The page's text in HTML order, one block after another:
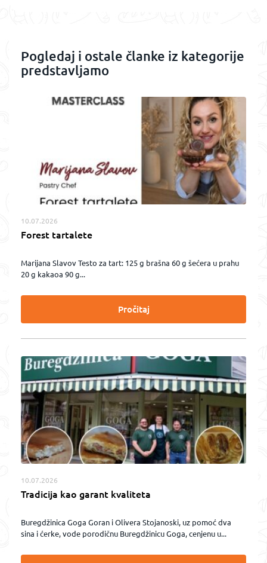
Pogledaj i ostale članke iz kategorije
predstavljamo
10.07.2026
Forest tartalete
Marijana Slavov Testo za tart: 125 g brašna 60 g šećera u prahu
20 g kakaoa 90 g...
Pročitaj
10.07.2026
Tradicija kao garant kvaliteta
Buregdžinica Goga Goran i Olivera Stojanoski, uz pomoć dva
sina i ćerke, vode porodičnu Buregdžinicu Goga, cenjenu u...